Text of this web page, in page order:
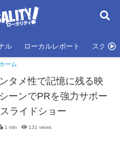
ル ローカルレポート スクール
ーム
タメ性で記憶に残る映
ーンでPRを強力サポー
ライドショー
1 min 131 views